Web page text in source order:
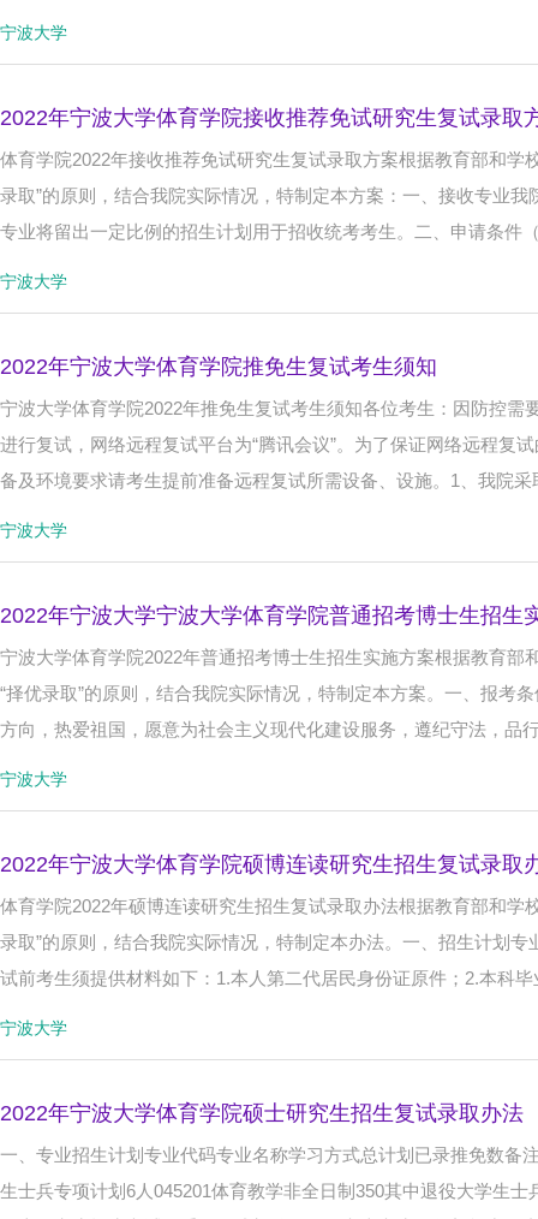
宁波大学
2022年宁波大学体育学院接收推荐免试研究生复试录取
体育学院2022年接收推荐免试研究生复试录取方案根据教育部和学
录取”的原则，结合我院实际情况，特制定本方案：一、接收专业
专业将留出一定比例的招生计划用于招收统考考生。二、申请条件
宁波大学
2022年宁波大学体育学院推免生复试考生须知
宁波大学体育学院2022年推免生复试考生须知各位考生：因防控需
进行复试，网络远程复试平台为“腾讯会议”。为了保证网络远程复
备及环境要求请考生提前准备远程复试所需设备、设施。1、我院
宁波大学
2022年宁波大学宁波大学体育学院普通招考博士生招生
宁波大学体育学院2022年普通招考博士生招生实施方案根据教育部
“择优录取”的原则，结合我院实际情况，特制定本方案。一、报考
方向，热爱祖国，愿意为社会主义现代化建设服务，遵纪守法，品
宁波大学
2022年宁波大学体育学院硕博连读研究生招生复试录取
体育学院2022年硕博连读研究生招生复试录取办法根据教育部和学
录取”的原则，结合我院实际情况，特制定本办法。一、招生计划
试前考生须提供材料如下：1.本人第二代居民身份证原件；2.本科
宁波大学
2022年宁波大学体育学院硕士研究生招生复试录取办法
一、专业招生计划专业代码专业名称学习方式总计划已录推免数备
生士兵专项计划6人045201体育教学非全日制350其中退役大学生